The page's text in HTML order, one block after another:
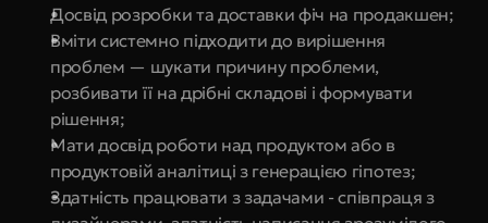
Досвід розробки та доставки фіч на продакшен;
Вміти системно підходити до вирішення
проблем — шукати причину проблеми,
розбивати її на дрібні складові і формувати
рішення;
Мати досвід роботи над продуктом або в
продуктовій аналітиці з генерацією гіпотез;
Здатність працювати з задачами - співпраця з